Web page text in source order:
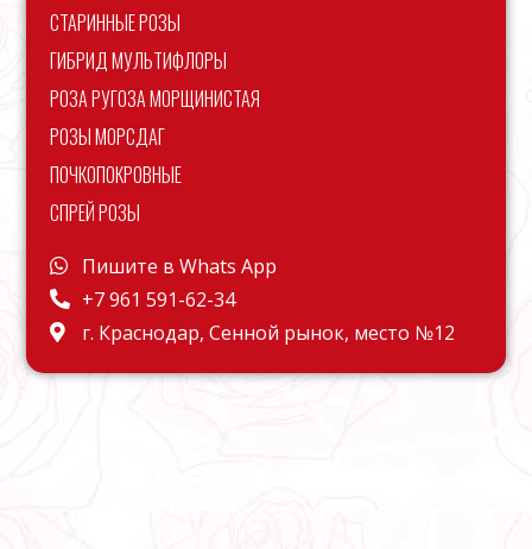
СТАРИННЫЕ РОЗЫ
ГИБРИД МУЛЬТИФЛОРЫ
РОЗА РУГОЗА МОРЩИНИСТАЯ
РОЗЫ МОРСДАГ
ПОЧКОПОКРОВНЫЕ
СПРЕЙ РОЗЫ
Пишите в Whats App
+7 961 591-62-34
г. Краснодар, Сенной рынок, место №12